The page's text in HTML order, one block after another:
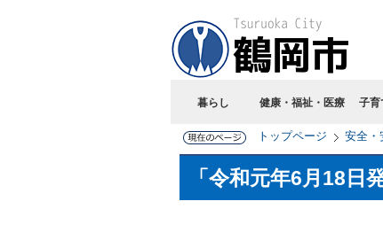
暮らし 健康・福祉・医療 子育
トップページ 安全・
「令和元年6月18日